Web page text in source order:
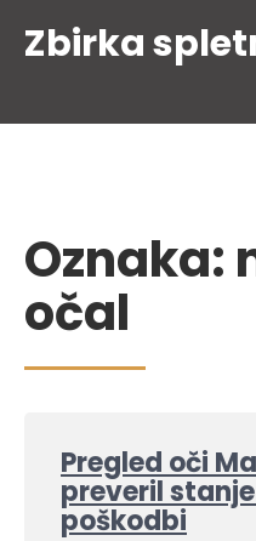
Zbirka
Oznaka:
očal
Pregled oči
preveril
poškodbi